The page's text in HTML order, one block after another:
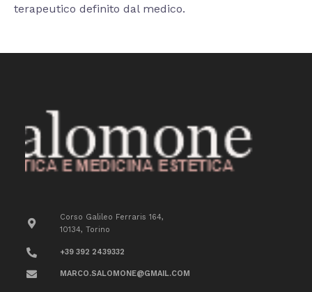
terapeutico definito dal medico.
Corso Galileo Ferraris 164,
10134, Torino
+39 392 2439332
MARCO.SALOMONE@GMAIL.COM